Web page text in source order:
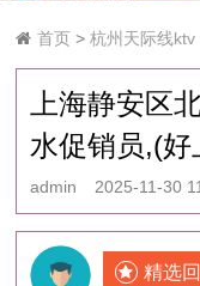
首页 >杭州天际线ktv
上海静安区
水促销员,(
admin 2025-11-30
精选